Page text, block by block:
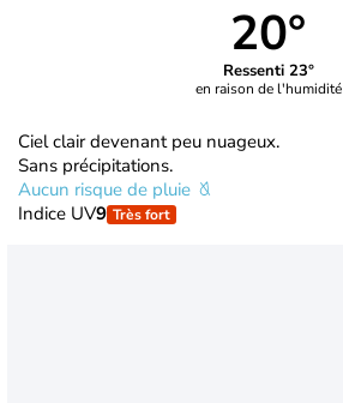
20°
Ressenti 23°
en raison de l'humidité
Ciel clair devenant peu nuageux.
Sans précipitations.
Aucun risque de pluie
Indice UV9 Très fort